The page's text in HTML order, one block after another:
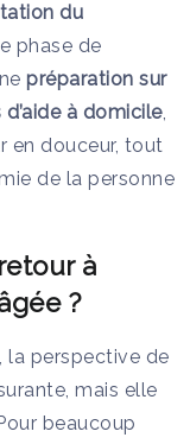
du
phase de
préparation sur
d’aide à domicile,
en douceur, tout
de la personne
à
?
la perspective de
mais elle
beaucoup